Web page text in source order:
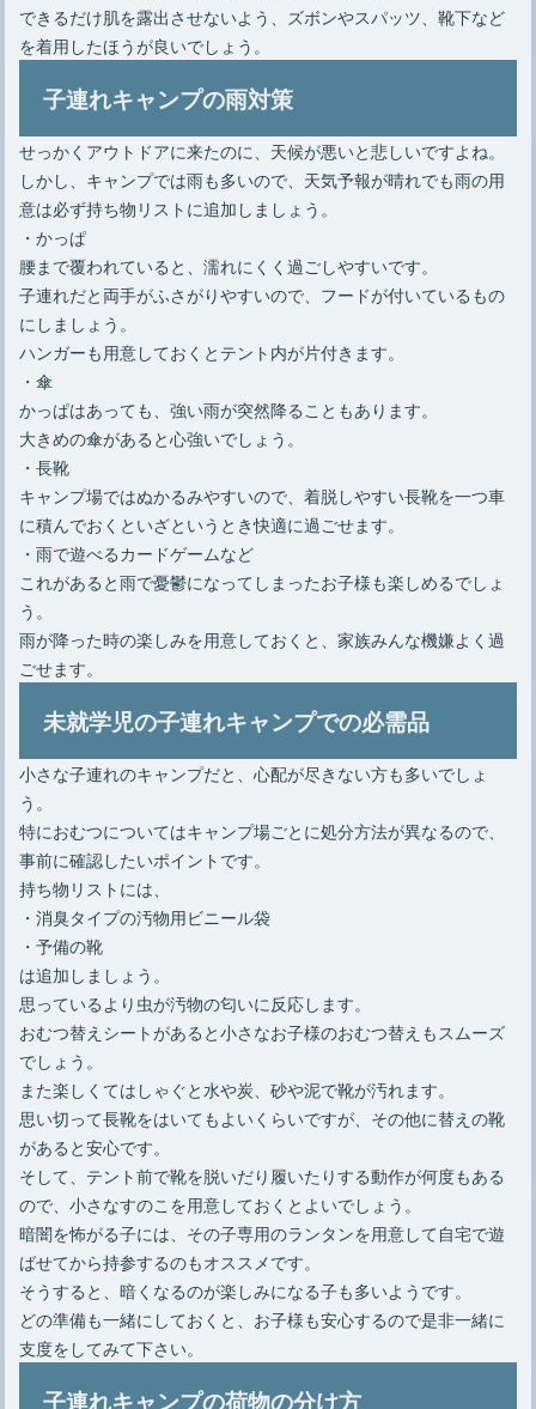
できるだけ肌を露出させないよう、ズボンやスパッツ、靴下など
を着用したほうが良いでしょう。
子連れキャンプの雨対策
せっかくアウトドアに来たのに、天候が悪いと悲しいですよね。
しかし、キャンプでは雨も多いので、天気予報が晴れでも雨の用
意は必ず持ち物リストに追加しましょう。
・かっぱ
腰まで覆われていると、濡れにくく過ごしやすいです。
子連れだと両手がふさがりやすいので、フードが付いているもの
にしましょう。
ハンガーも用意しておくとテント内が片付きます。
・傘
かっぱはあっても、強い雨が突然降ることもあります。
大きめの傘があると心強いでしょう。
・長靴
キャンプ場ではぬかるみやすいので、着脱しやすい長靴を一つ車
に積んでおくといざというとき快適に過ごせます。
・雨で遊べるカードゲームなど
これがあると雨で憂鬱になってしまったお子様も楽しめるでしょ
う。
雨が降った時の楽しみを用意しておくと、家族みんな機嫌よく過
ごせます。
未就学児の子連れキャンプでの必需品
小さな子連れのキャンプだと、心配が尽きない方も多いでしょ
う。
特におむつについてはキャンプ場ごとに処分方法が異なるので、
事前に確認したいポイントです。
持ち物リストには、
・消臭タイプの汚物用ビニール袋
・予備の靴
は追加しましょう。
思っているより虫が汚物の匂いに反応します。
おむつ替えシートがあると小さなお子様のおむつ替えもスムーズ
でしょう。
また楽しくてはしゃぐと水や炭、砂や泥で靴が汚れます。
思い切って長靴をはいてもよいくらいですが、その他に替えの靴
があると安心です。
そして、テント前で靴を脱いだり履いたりする動作が何度もある
ので、小さなすのこを用意しておくとよいでしょう。
暗闇を怖がる子には、その子専用のランタンを用意して自宅で遊
ばせてから持参するのもオススメです。
そうすると、暗くなるのが楽しみになる子も多いようです。
どの準備も一緒にしておくと、お子様も安心するので是非一緒に
支度をしてみて下さい。
子連れキャンプの荷物の分け方